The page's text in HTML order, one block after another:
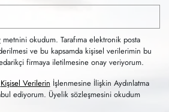
metnini okudum. Tarafıma elektronik posta
ve bu kapsamda kişisel verilerimin bu
firmaya iletilmesine onay veriyorum.
Kişisel Verilerin İşlenmesine İlişkin Aydınlatma
ediyorum. Üyelik sözleşmesini okudum